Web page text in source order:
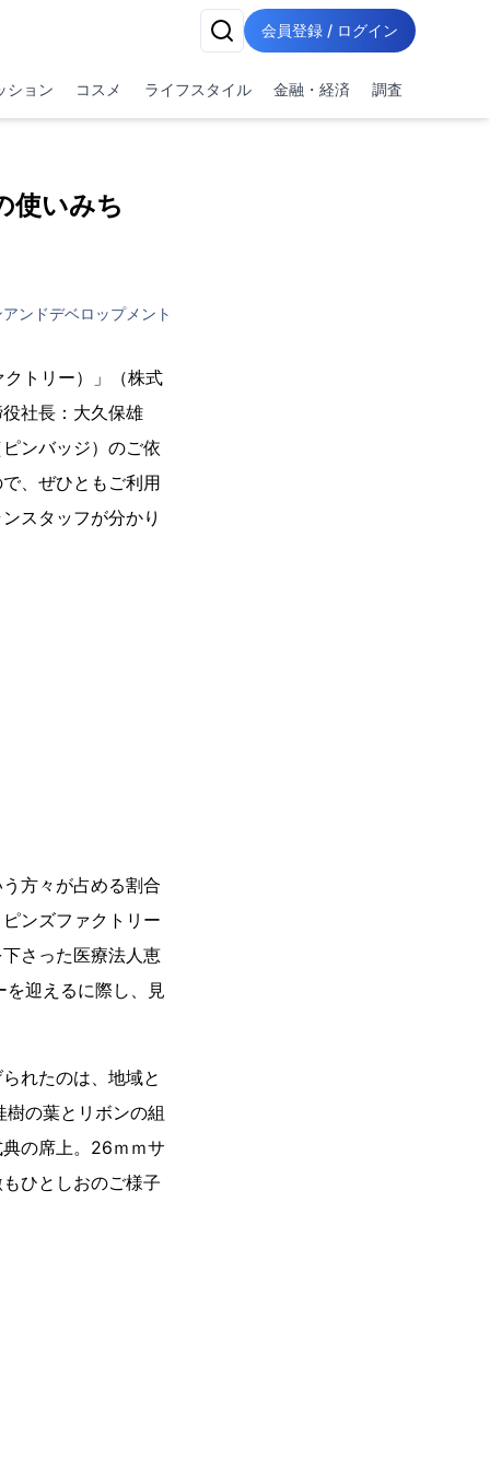
会員登録 / ログイン
ション コスメ ライフスタイル 金融・経済 調査
使いみち
ンドデベロップメント
トリー）」（株式
社長：大久保雄
ンバッジ）のご依
、ぜひともご利用
スタッフが分かり
方々が占める割合
ンズファクトリー
さった医療法人恵
迎えるに際し、見
れたのは、地域と
の葉とリボンの組
の席上。26ｍｍサ
ひとしおのご様子